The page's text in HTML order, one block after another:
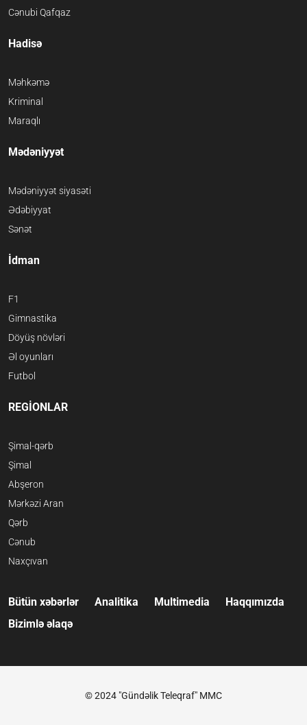
Cənubi Qafqaz
Hadisə
Məhkəmə
Kriminal
Maraqlı
Mədəniyyət
Mədəniyyət siyasəti
Ədəbiyyat
Sənət
İdman
F1
Gimnastika
Döyüş növləri
Əl oyunları
Futbol
REGİONLAR
Şimal-qərb
Şimal
Abşeron
Mərkəzi Aran
Qərb
Cənub
Naxçıvan
Bütün xəbərlər Analitika Multimedia
Haqqımızda
Bizimlə əlaqə
© 2024 "Gündəlik Teleqraf" MMC